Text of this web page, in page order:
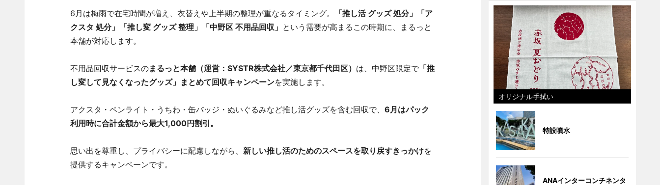
6月は梅雨で在宅時間が増え、衣替えや上半期の整理が重なるタイミング。
「推し活 グッズ 処分」「ア
クスタ 処分」「推し変 グッズ 整理」「中野区 不用品回収」 という需要が高まるこの時期に、まるっと
本舗が対応します。
不用品回収サービスのまるっと本舗（運営：SYSTR株式会社／東京都千代田区） は、中野区限定で「推
し変して見なくなったグッズ」まとめて回収キャンペーンを実施します。
アクスタ・ペンライト・うちわ・缶バッジ・ぬいぐるみなど推し活グッズを含む回収で、 6月はパック
利用時に合計金額から最大1,000円割引。
思い出を尊重し、プライバシーに配慮しながら、 新しい推し活のためのスペースを取り戻すきっかけを
提供するキャンペーンです。
オリジナル手拭い
特設噴水
ANAインターコンチネンタ